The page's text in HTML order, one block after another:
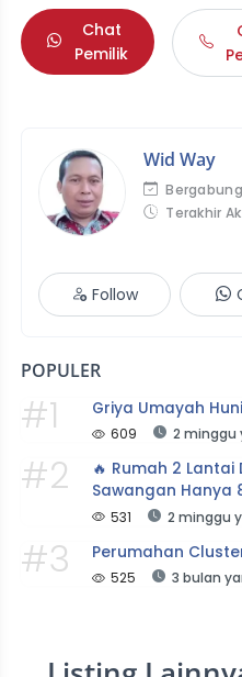
Chat
Pemilik
Wid Way
Terakhir
Follow
POPULER
#1 Griya Umayah
609 2 minggu
#2
🔥 Rumah 2 Lantai
Sawangan Hanya
531 2 minggu
#3 Perumahan
525 3 bulan